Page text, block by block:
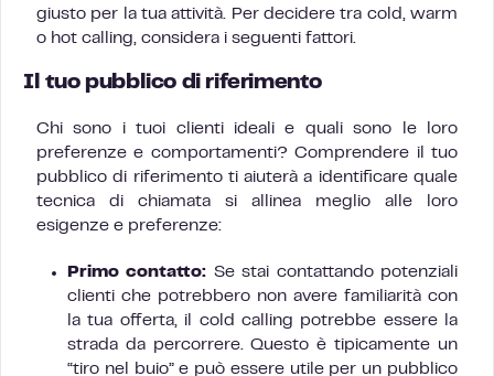
giusto per la tua attività. Per decidere tra cold, warm
o hot calling, considera i seguenti fattori.
Il tuo pubblico di riferimento
Chi sono i tuoi clienti ideali e quali sono le loro
preferenze e comportamenti? Comprendere il tuo
pubblico di riferimento ti aiuterà a identificare quale
tecnica di chiamata si allinea meglio alle loro
esigenze e preferenze:
Primo contatto: Se stai contattando potenziali
clienti che potrebbero non avere familiarità con
la tua offerta, il cold calling potrebbe essere la
strada da percorrere. Questo è tipicamente un
“tiro nel buio” e può essere utile per un pubblico